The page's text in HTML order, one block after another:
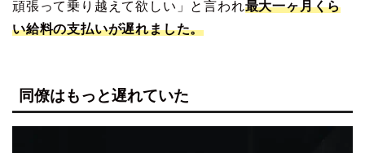
頑張って乗り越えて欲しい」と言われ最大一ヶ月くら
い給料の支払いが遅れました。
同僚はもっと遅れていた